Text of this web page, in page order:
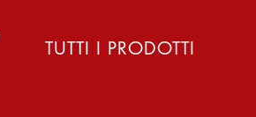
TUTTI I PRODOTTI